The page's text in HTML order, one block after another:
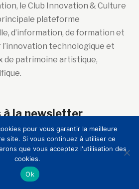
le Club Innovation & Culture
plateforme
d’information, de formation et
l’innovation technologique et
de patrimoine artistique,
à la newsletter
pour vous garantir la meilleure
site. Si vous continuez à utiliser ce
que vous acceptez l'utilisation des
cookies.
Ok